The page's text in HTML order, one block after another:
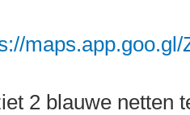
2 blauwe netten